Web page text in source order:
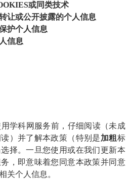
或同类技术
让或公开披露的个人信息
护个人信息
信息
学科网服务前，仔细阅读（未成
）并了解本政策（特别是加粗 标
择。一旦您使用或在我们更新本
，即意味着您同意本政策并同意
关个人信息。